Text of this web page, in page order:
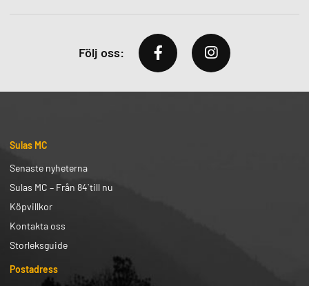
Följ oss:
Sulas MC
Senaste nyheterna
Sulas MC – Från 84` till nu
Köpvillkor
Kontakta oss
Storleksguide
Postadress